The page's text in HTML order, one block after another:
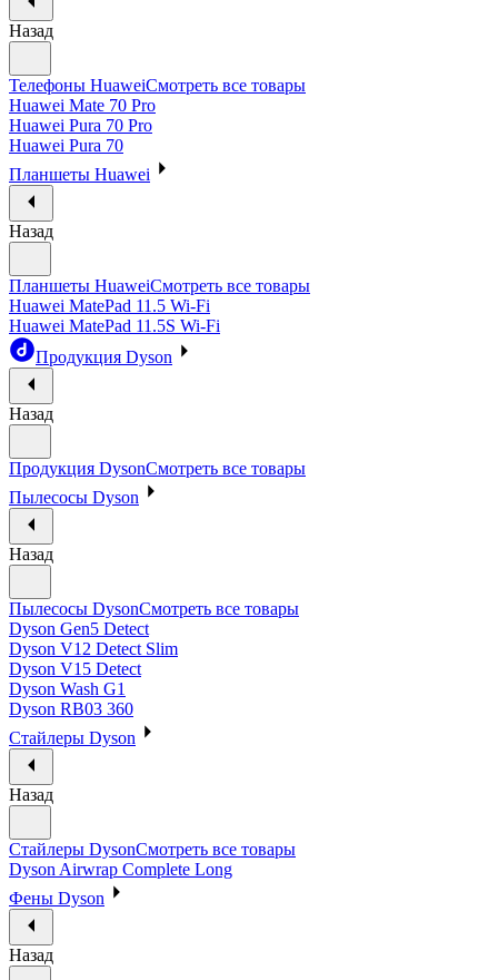
Назад
Телефоны HuaweiСмотреть все товары
Huawei Mate 70 Pro
Huawei Pura 70 Pro
Huawei Pura 70
Планшеты Huawei
Назад
Планшеты HuaweiСмотреть все товары
Huawei MatePad 11.5 Wi-Fi
Huawei MatePad 11.5S Wi-Fi
Продукция Dyson
Назад
Продукция DysonСмотреть все товары
Пылесосы Dyson
Назад
Пылесосы DysonСмотреть все товары
Dyson Gen5 Detect
Dyson V12 Detect Slim
Dyson V15 Detect
Dyson Wash G1
Dyson RB03 360
Стайлеры Dyson
Назад
Стайлеры DysonСмотреть все товары
Dyson Airwrap Complete Long
Фены Dyson
Назад